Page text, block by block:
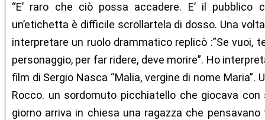
“E’ raro che ciò possa accadere. E’ il
un’etichetta è difficile scrollartela di dosso. Una
interpretare un ruolo drammatico replicò :”Se vuoi,
personaggio, per far ridere, deve morire”. Ho
film di Sergio Nasca “Malia, vergine di nome Maria”.
Rocco. un sordomuto picchiatello che giocava
giorno arriva in chiesa una ragazza che